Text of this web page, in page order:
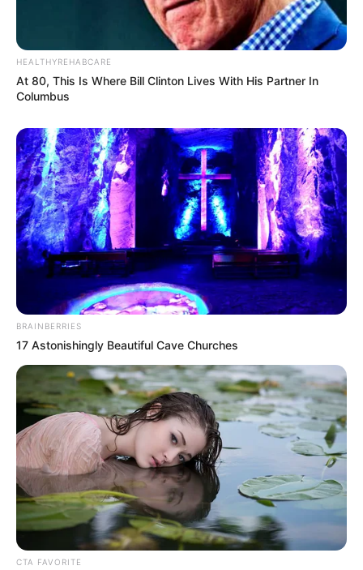
HEALTHYREHABCARE
At 80, This Is Where Bill Clinton Lives With His Partner In
Columbus
BRAINBERRIES
17 Astonishingly Beautiful Cave Churches
CTA FAVORITE